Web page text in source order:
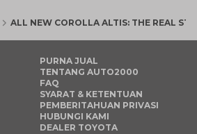
ALL NEW COROLLA ALTIS: THE REAL
PURNA JUAL
TENTANG AUTO2000
FAQ
SYARAT & KETENTUAN
PEMBERITAHUAN PRIVASI
HUBUNGI KAMI
DEALER TOYOTA